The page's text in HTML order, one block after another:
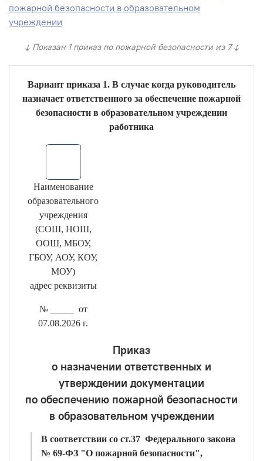
пожарной безопасности в образовательном
учреждении
↓ Показан 1 приказ по пожарной безопасности из 7 ↓
Вариант приказа 1. В случае когда руководитель
назначает ответственного за обеспечение пожарной
безопасности в образовательном учреждении
работника
Наименование
образовательного
учреждения
(СОШ, НОШ,
ООШ, МБОУ,
ГБОУ, АОУ, КОУ,
МОУ)
адрес реквизиты
№ _____ от
07.08.2026 г.
Приказ
о назначении ответственных и
утверждении документации
по обеспечению пожарной безопасности
в образовательном учреждении
В соответствии со ст.37 Федерального закона
№ 69-ФЗ "О пожарной безопасности",